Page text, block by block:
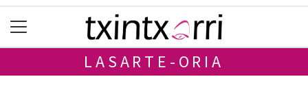
LASARTE-ORIA